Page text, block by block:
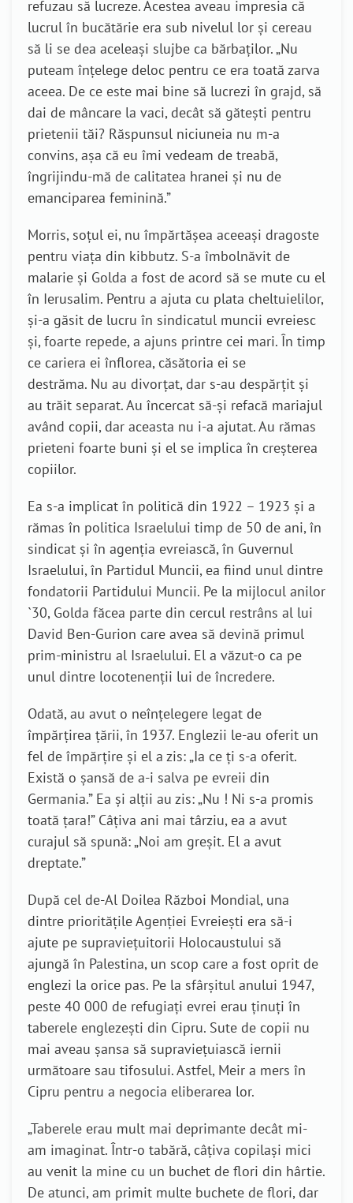
refuzau să lucreze. Acestea aveau impresia că
lucrul în bucătărie era sub nivelul lor și cereau
să li se dea aceleași slujbe ca bărbaților. „Nu
puteam înțelege deloc pentru ce era toată zarva
aceea. De ce este mai bine să lucrezi în grajd, să
dai de mâncare la vaci, decât să gătești pentru
prietenii tăi? Răspunsul niciuneia nu m-a
convins, așa că eu îmi vedeam de treabă,
îngrijindu-mă de calitatea hranei și nu de
emanciparea feminină.”
Morris, soțul ei, nu împărtășea aceeași dragoste
pentru viața din kibbutz. S-a îmbolnăvit de
malarie și Golda a fost de acord să se mute cu el
în Ierusalim. Pentru a ajuta cu plata cheltuielilor,
și-a găsit de lucru în sindicatul muncii evreiesc
și, foarte repede, a ajuns printre cei mari. În timp
ce cariera ei înflorea, căsătoria ei se
destrăma. Nu au divorțat, dar s-au despărțit și
au trăit separat. Au încercat să-și refacă mariajul
având copii, dar aceasta nu i-a ajutat. Au rămas
prieteni foarte buni și el se implica în creșterea
copiilor.
Ea s-a implicat în politică din 1922 – 1923 și a
rămas în politica Israelului timp de 50 de ani, în
sindicat și în agenția evreiască, în Guvernul
Israelului, în Partidul Muncii, ea fiind unul dintre
fondatorii Partidului Muncii. Pe la mijlocul anilor
`30, Golda făcea parte din cercul restrâns al lui
David Ben-Gurion care avea să devină primul
prim-ministru al Israelului. El a văzut-o ca pe
unul dintre locotenenții lui de încredere.
Odată, au avut o neînțelegere legat de
împărțirea țării, în 1937. Englezii le-au oferit un
fel de împărțire și el a zis: „Ia ce ți s-a oferit.
Există o șansă de a-i salva pe evreii din
Germania.” Ea și alții au zis: „Nu ! Ni s-a promis
toată țara!” Câțiva ani mai târziu, ea a avut
curajul să spună: „Noi am greșit. El a avut
dreptate.”
După cel de-Al Doilea Război Mondial, una
dintre prioritățile Agenției Evreiești era să-i
ajute pe supraviețuitorii Holocaustului să
ajungă în Palestina, un scop care a fost oprit de
englezi la orice pas. Pe la sfârșitul anului 1947,
peste 40 000 de refugiați evrei erau ținuți în
taberele englezești din Cipru. Sute de copii nu
mai aveau șansa să supraviețuiască iernii
următoare sau tifosului. Astfel, Meir a mers în
Cipru pentru a negocia eliberarea lor.
„Taberele erau mult mai deprimante decât mi-
am imaginat. Într-o tabără, câțiva copilași mici
au venit la mine cu un buchet de flori din hârtie.
De atunci, am primit multe buchete de flori, dar